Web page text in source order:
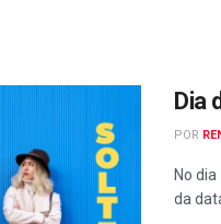
Dia
POR
No
da